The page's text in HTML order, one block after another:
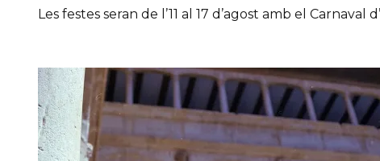
Les festes seran de l’11 al 17 d’agost amb el